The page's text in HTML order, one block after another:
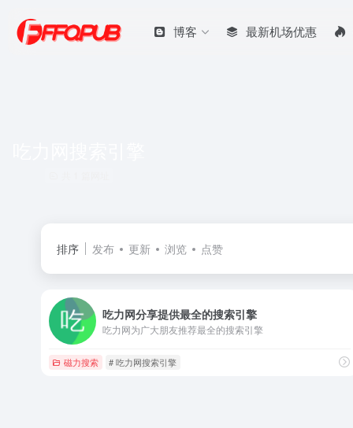
博客 最新机场优惠
排序 发布 更新 浏览 点赞
吃力网分享提供最全的搜索引擎
吃力网为广大朋友推荐最全的搜索引擎
磁力搜索 # 吃力网搜索引擎